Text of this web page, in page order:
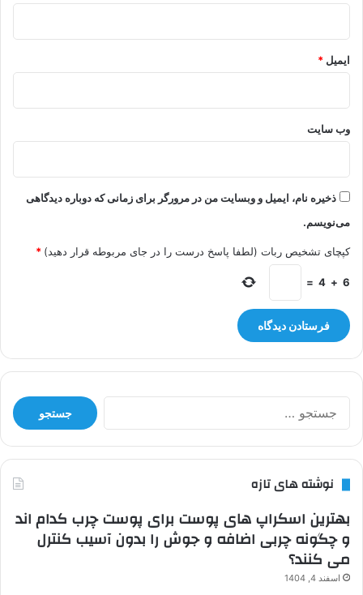
ایمیل *
وب‌ سایت
ذخیره نام، ایمیل و وبسایت من در مرورگر برای زمانی که دوباره دیدگاهی
می‌نویسم.
کپچای تشخیص ربات (لطفا پاسخ درست را در جای مربوطه قرار دهید) *
6
+
4
=
جستجو
برای:
نوشته های تازه
بهترین اسکراپ های پوست برای پوست چرب کدام اند
و چگونه چربی اضافه و جوش را بدون آسیب کنترل
می کنند؟
اسفند 4, 1404